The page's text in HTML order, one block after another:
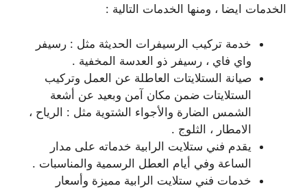
الخدمات ايضا ، ومنها الخدمات التالية :
خدمة تركيب الرسيفرات الحديثة مثل : رسيفر
واي فاي ، رسيفر ذو العدسة المخفية .
صيانة الستلايتات العاطلة عن العمل وتركيب
الستلايتات ضمن مكان آمن وبعيد عن أشعة
الشمس الضارة والأجواء الشتوية مثل : الرياح ،
الامطار ، الثلوج .
يقدم فني ستلايت الرابية خدماته على مدار
الساعة وفي أيام العطل الرسمية والمناسبات .
خدمات فني ستلايت الرابية مميزة وأسعار